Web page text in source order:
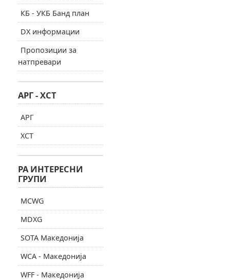
КБ - УКБ Банд план
DX информации
Пропозиции за
натпревари
АРГ - ХСТ
АРГ
ХСТ
РА ИНТЕРЕСНИ
ГРУПИ
MCWG
MDXG
SOTA Македонија
WCA - Македонија
WFF - Македонија